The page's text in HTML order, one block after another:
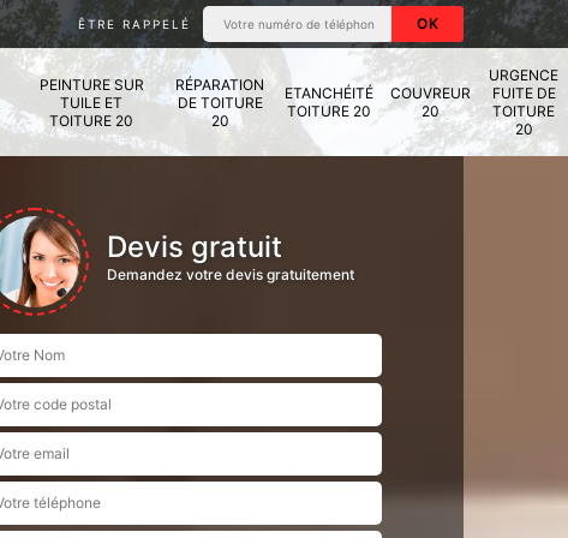
ÊTRE RAPPELÉ
PEINTURE SUR
TUILE ET
TOITURE 20
RÉPARATION
DE TOITURE
20
ETANCHÉITÉ
TOITURE 20
COUVREUR
20
URGENCE
FUITE DE
TOITURE
20
Devis gratuit
Demandez votre devis gratuitement